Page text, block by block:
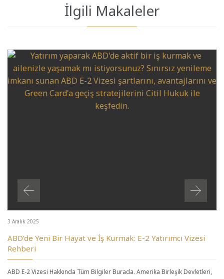
İlgili Makaleler
3 Aralık 2025
ABD’de Yeni Bir Hayat ve İş Kurmak: E-2 Yatırımcı Vizesi
Rehberi
ABD E-2 Vizesi Hakkında Tüm Bilgiler Burada. Amerika Birleşik Devletleri,